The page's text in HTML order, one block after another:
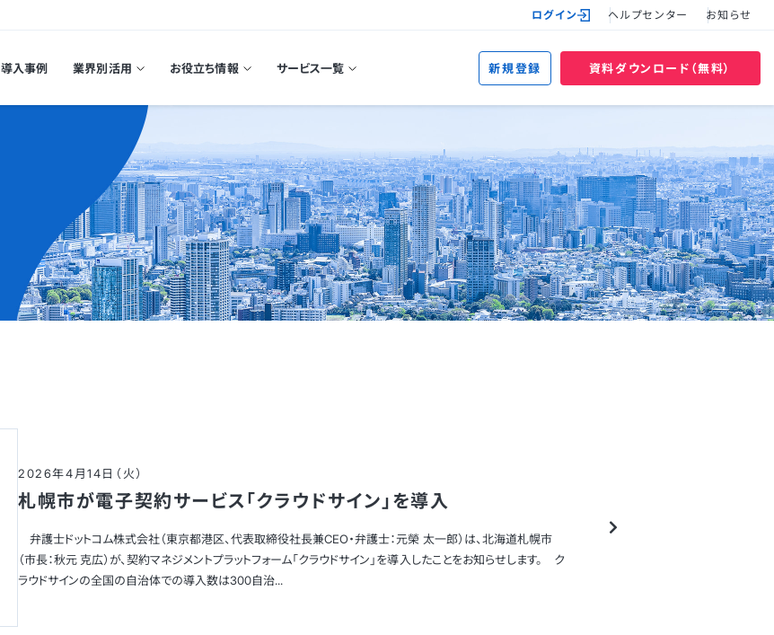
ログイン ヘルプセンター お知らせ
導入事例 業界別活用 お役立ち情報 サービス一覧 新規登録 資料ダウンロード（無料）
2026年4月14日（火）
札幌市が電子契約サービス「クラウドサイン」を導入
弁護士ドットコム株式会社（東京都港区、代表取締役社長兼CEO・弁護士：元榮 太一郎）は、北海道札幌市
（市長：秋元 克広）が、契約マネジメントプラットフォーム「クラウドサイン」を導入したことをお知らせします。 ク
ラウドサインの全国の自治体での導入数は300自治...